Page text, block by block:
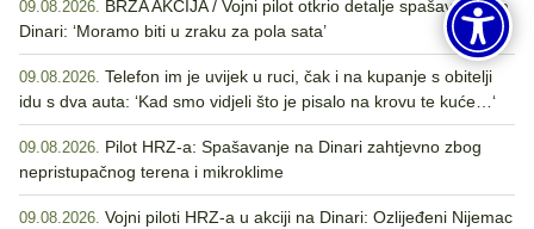
09.08.2026. BRZA AKCIJA / Vojni pilot otkrio detalje spašavanja na
Dinari: ‘Moramo biti u zraku za pola sata’
09.08.2026. Telefon im je uvijek u ruci, čak i na kupanje s obitelji
idu s dva auta: ‘Kad smo vidjeli što je pisalo na krovu te kuće…‘
09.08.2026. Pilot HRZ-a: Spašavanje na Dinari zahtjevno zbog
nepristupačnog terena i mikroklime
09.08.2026. Vojni piloti HRZ-a u akciji na Dinari: Ozlijeđeni Nijemac